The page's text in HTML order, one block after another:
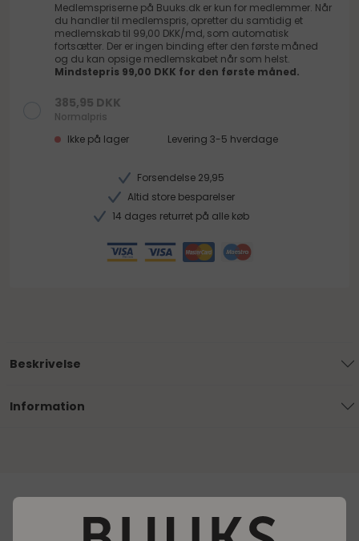
Medlemspriserne på Buuks.dk er kun for medlemmer. Når
du handler til medlemspris, opretter du samtidig et
medlemskab til 99,00 DKK/md, som automatisk
fortsætter. Der er ingen binding efter den første måned
og du kan opsige medlemskabet når som helst.
Mindstepris 99,00 DKK for den første måned.
385,95 DKK
Normalpris
Ikke på lager
Levering 3-5 hverdage
Forsendelse 29,95
Altid store besparelser
14 dages returret på alle køb
Beskrivelse
Information